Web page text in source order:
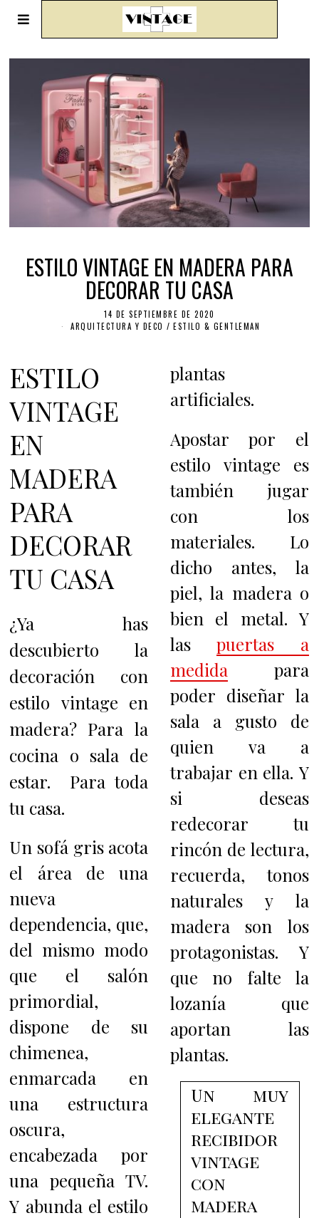
ESTILO VINTAGE EN MADERA PARA
DECORAR TU CASA
14 DE SEPTIEMBRE DE 2020
ARQUITECTURA Y DECO / ESTILO & GENTLEMAN
ESTILO
VINTAGE
EN
MADERA
PARA
DECORAR
TU CASA
¿Ya has
descubierto la
decoración con
estilo vintage en
madera? Para la
cocina o sala de
estar. Para toda
tu casa.
Un sofá gris acota
el área de una
nueva
dependencia, que,
del mismo modo
que el salón
primordial,
dispone de su
chimenea,
enmarcada en
una estructura
oscura,
encabezada por
una pequeña TV.
Y abunda el estilo
plantas
artificiales.
Apostar por el
estilo vintage es
también jugar
con los
materiales. Lo
dicho antes, la
piel, la madera o
bien el metal. Y
las puertas a
medidapara
poder diseñar la
sala a gusto de
quien va a
trabajar en ella. Y
si deseas
redecorar tu
rincón de lectura,
recuerda, tonos
naturales y la
madera son los
protagonistas. Y
que no falte la
lozanía que
aportan las
plantas.
Un muy
elegante
recibidor
vintage
con
madera